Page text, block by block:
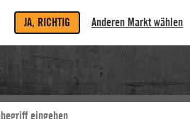
JA, RICHTIG Anderen Markt wählen